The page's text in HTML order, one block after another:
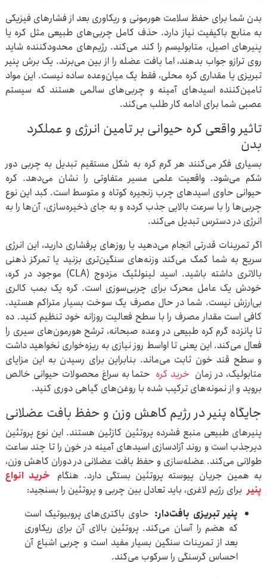
بدن شما برای حفظ سلامت هورمونی و ریکاوری بعد از فشارهای فیزیکی
به منابع باکیفیت نیاز دارد. حذف کامل چربی‌های طبیعی مثل کره یا
پنیرهای اصیل، متابولیسم را کند می‌کند. رژیم‌های محدودکننده شاید
روی ترازو جواب بدهند، اما بافت عضله را از بین می‌برند. یک برش پنیر
تبریزی یا مقداری کره محلی، فقط یک میان‌وعده ساده نیست. این مواد
تامین‌کننده اسیدهای آمینه و چربی‌های سالمی هستند که سیستم
عصبی شما برای ادامه کار طلب می‌کند.
تاثیر واقعی کره حیوانی بر تامین انرژی و عملکرد
بدن
بسیاری فکر می‌کنند هر گرم کره به شکل مستقیم تبدیل به چربی دور
شکم می‌شود. واقعیت علمی مسیر متفاوتی را نشان می‌دهد. کره
حیوانی حاوی اسیدهای چرب زنجیره کوتاه و متوسط است. کبد این نوع
چربی‌ها را با سرعت بالایی جذب کرده و به جای ذخیره‌سازی، آن‌ها را به
انرژی در دسترس تبدیل می‌کند.
اگر تمرینات قدرتی انجام می‌دهید یا روزهای پرفشاری دارید، این انرژی
سریع به شما کمک می‌کند وزنه‌های سنگین‌تری بزنید یا تمرکز ذهنی
بالاتری داشته باشید. اسید لینولئیک مزدوج (CLA) موجود در کره،
خودش یک عامل محرک برای چربی‌سوزی است. کره یک بمب کالری
بی‌ارزش نیست. شما در حال مصرف یک سوخت بسیار متراکم هستید.
کافی است مقدار مصرف را با سطح فعالیت روزانه خود تنظیم کنید. ده
تا پانزده گرم کره طبیعی در وعده صبحانه، ترشح هورمون‌های سیری را
فعال می‌کند. این یعنی تا اواسط روز نیازی به ریزه‌خواری نخواهید داشت
و سطح قند خون ثابت می‌ماند. بنابراین برای رسیدن به این مزایای
متابولیک، در زمان خرید کره حتما به سراغ محصولات حیوانی خالص
بروید و از نمونه‌های ترکیب شده با روغن‌های گیاهی دوری کنید.
جایگاه پنیر در رژیم کاهش وزن و حفظ بافت عضلانی
پنیرهای طبیعی منبع فشرده پروتئین کازئین هستند. این نوع پروتئین
دیرجذب است و روند آزادسازی اسیدهای آمینه در خون را تا چند ساعت
طولانی می‌کند. عضله‌سازی و حفظ بافت عضلانی در دوران کاهش وزن،
به همین جریان پیوسته پروتئین بستگی دارد. هنگام خرید انواع
پنیر برای رژیم لاغری، باید تعادل بین چربی و پروتئین را بسنجید:
پنیر تبریزی بافت‌دار: حاوی باکتری‌های پروبیوتیک است
که هضم را آسان می‌کند. پروتئین بالای آن برای ریکاوری
بعد از تمرینات سنگین بسیار مفید است و چربی اشباع آن
احساس گرسنگی را سرکوب می‌کند.